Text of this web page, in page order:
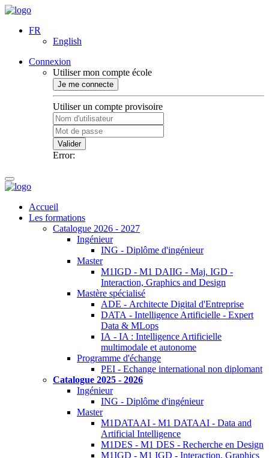
FR
English
Connexion
Utiliser mon compte école
Je me connecte
Utiliser un compte provisoire
Valider
Error:
Accueil
Les formations
Catalogue 2026 - 2027
Ingénieur
ING - Diplôme d'ingénieur
Master
M1IGD - M1 DAIIG - Maj. IGD -
Interaction, Graphics and Design
Mastère spécialisé
ADE - Architecte Digital d'Entreprise
DATA - Intelligence Artificielle - Expert
Data & MLops
IA - IA : Intelligence Artificielle
multimodale et autonome
Programme d'échange
PEI - Echange international non diplomant
Catalogue 2025 - 2026
Ingénieur
ING - Diplôme d'ingénieur
Master
M1DATAAI - M1 DATAAI - Data and
Artificial Intelligence
M1DES - M1 DES - Recherche en Design
M1IGD - M1 IGD - Interaction, Graphics